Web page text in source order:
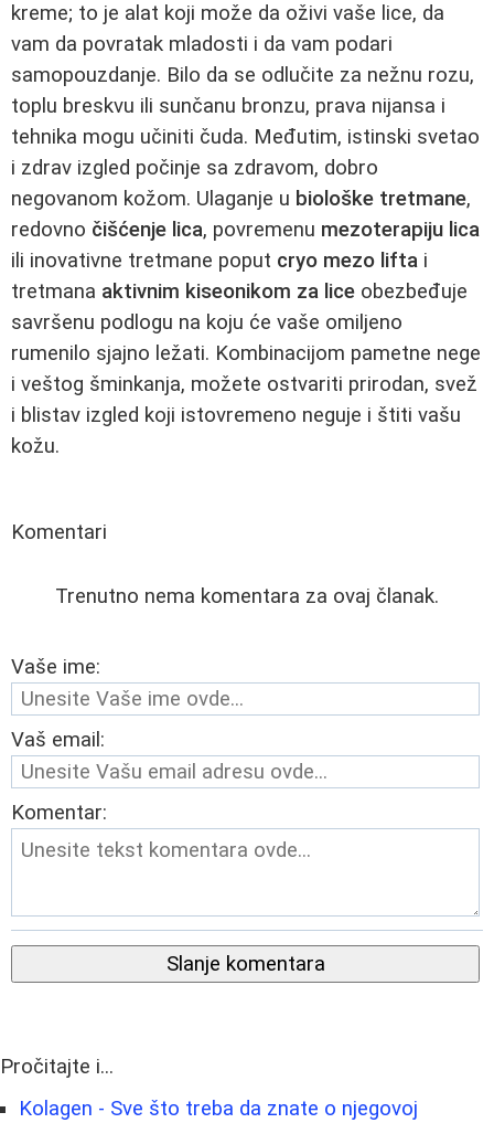
kreme; to je alat koji može da oživi vaše lice, da
vam da povratak mladosti i da vam podari
samopouzdanje. Bilo da se odlučite za nežnu rozu,
toplu breskvu ili sunčanu bronzu, prava nijansa i
tehnika mogu učiniti čuda. Međutim, istinski svetao
i zdrav izgled počinje sa zdravom, dobro
negovanom kožom. Ulaganje u biološke tretmane,
redovno čišćenje lica, povremenu mezoterapiju lica
ili inovativne tretmane poput cryo mezo lifta i
tretmana aktivnim kiseonikom za lice obezbeđuje
savršenu podlogu na koju će vaše omiljeno
rumenilo sjajno ležati. Kombinacijom pametne nege
i veštog šminkanja, možete ostvariti prirodan, svež
i blistav izgled koji istovremeno neguje i štiti vašu
kožu.
Komentari
Trenutno nema komentara za ovaj članak.
Vaše ime:
Vaš email:
Komentar:
Slanje komentara
Pročitajte i...
Kolagen - Sve što treba da znate o njegovoj